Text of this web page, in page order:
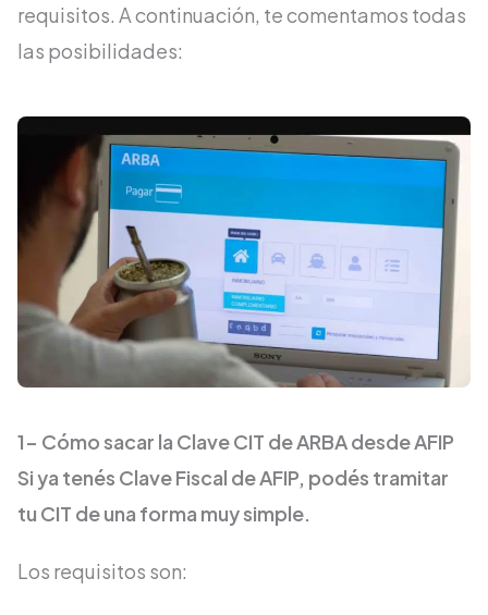
requisitos. A continuación, te comentamos todas
las posibilidades:
1- Cómo sacar la Clave CIT de ARBA desde AFIP
Si ya tenés Clave Fiscal de AFIP, podés tramitar
tu CIT de una forma muy simple.
Los requisitos son: